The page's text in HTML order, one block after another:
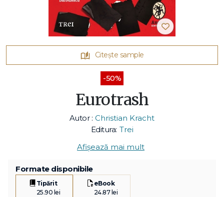
Citește sample
-50%
Eurotrash
Autor : Christian Kracht
Editura: Trei
Afișează mai mult
Formate disponibile
Tipărit
25.90 lei
eBook
24.87 lei